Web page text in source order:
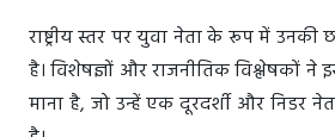
राष्ट्रीय स्तर पर युवा नेता के रूप में
है। विशेषज्ञों और राजनीतिक विश्लेषकों
माना है, जो उन्हें एक दूरदर्शी और निडर